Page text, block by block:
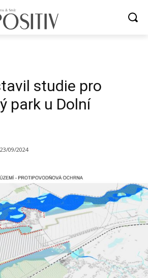
studie pro
park u Dolní
23/09/2024